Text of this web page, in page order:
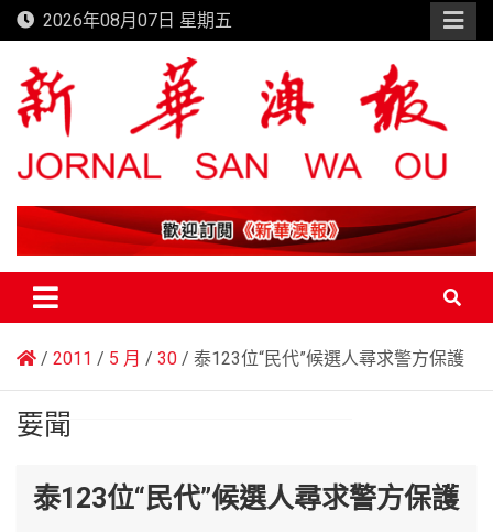
Skip
to
content
2026年08月07日 星期五
新華澳報
2011 5 月 30 泰123位“民代”候選人尋求警方保護
要聞
泰123位“民代”候選人尋求警方保護